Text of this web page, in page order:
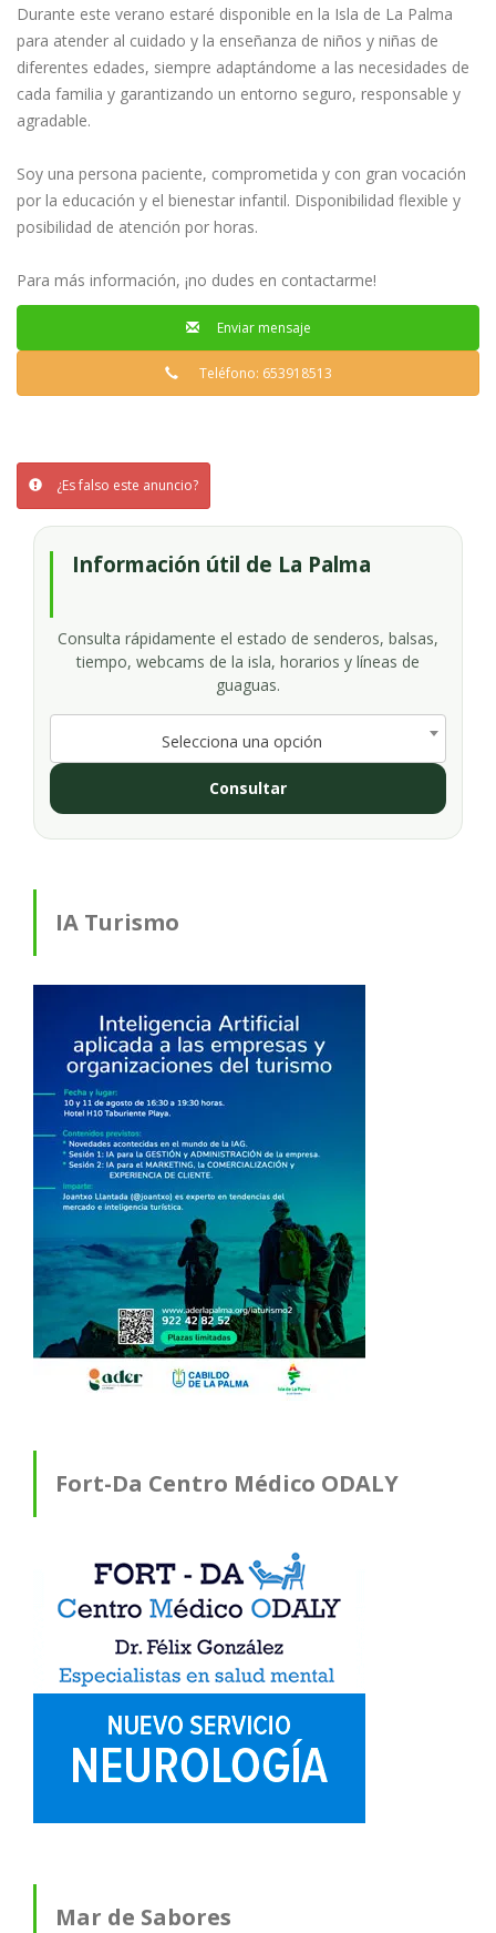
Durante este verano estaré disponible en la Isla de La Palma
para atender al cuidado y la enseñanza de niños y niñas de
diferentes edades, siempre adaptándome a las necesidades de
cada familia y garantizando un entorno seguro, responsable y
agradable.
Soy una persona paciente, comprometida y con gran vocación
por la educación y el bienestar infantil. Disponibilidad flexible y
posibilidad de atención por horas.
Para más información, ¡no dudes en contactarme!
Enviar mensaje
Teléfono: 653918513
¿Es falso este anuncio?
Información útil de La Palma
Consulta rápidamente el estado de senderos, balsas,
tiempo, webcams de la isla, horarios y líneas de
guaguas.
Selecciona una opción
Consultar
IA Turismo
Fort-Da Centro Médico ODALY
Mar de Sabores